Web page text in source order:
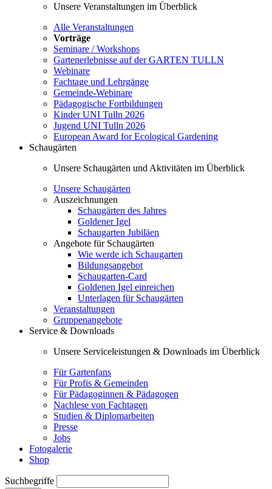
Unsere Veranstaltungen im Überblick
Alle Veranstaltungen
Vorträge
Seminare / Workshops
Gartenerlebnisse auf der GARTEN TULLN
Webinare
Fachtage und Lehrgänge
Gemeinde-Webinare
Pädagogische Fortbildungen
Kinder UNI Tulln 2026
Jugend UNI Tulln 2026
European Award for Ecological Gardening
Schaugärten
Unsere Schaugärten und Aktivitäten im Überblick
Unsere Schaugärten
Auszeichnungen
Schaugärten des Jahres
Goldener Igel
Schaugarten Jubiläen
Angebote für Schaugärten
Wie werde ich Schaugarten
Bildungsangebot
Schaugarten-Card
Goldenen Igel einreichen
Unterlagen für Schaugärten
Veranstaltungen
Gruppenangebote
Service & Downloads
Unsere Serviceleistungen & Downloads im Überblick
Für Gartenfans
Für Profis & Gemeinden
Für Pädagoginnen & Pädagogen
Nachlese von Fachtagen
Studien & Diplomarbeiten
Presse
Jobs
Fotogalerie
Shop
Suchbegriffe